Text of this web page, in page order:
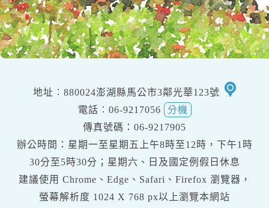
地址︰880024澎湖縣馬公市3鄰光華123號
移
交
通
地
電話︰06-9217056
分機
傳真號碼：06-9217905
辦公時間：星期一至星期五上午8時至12時，下午1時
30分至5時30分；星期六、日及國定例假日休息
建議使用 Chrome、Edge、Safari、Firefox 瀏覽器，
螢幕解析度 1024 X 768 px以上瀏覽本網站